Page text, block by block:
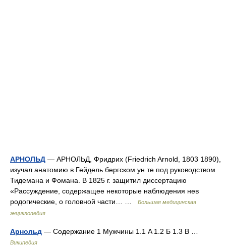
АРНОЛЬД — АРНОЛЬД, Фридрих (Friedrich Arnold, 1803 1890),
изучал анатомию в Гейдель бергском ун те под руководством
Тидемана и Фомана. В 1825 г. защитил диссертацию
«Рассуждение, содержащее некоторые наблюдения нев
родогические, о головной части… …
Большая медицинская
энциклопедия
Арнольд — Содержание 1 Мужчины 1.1 A 1.2 Б 1.3 В …
Википедия